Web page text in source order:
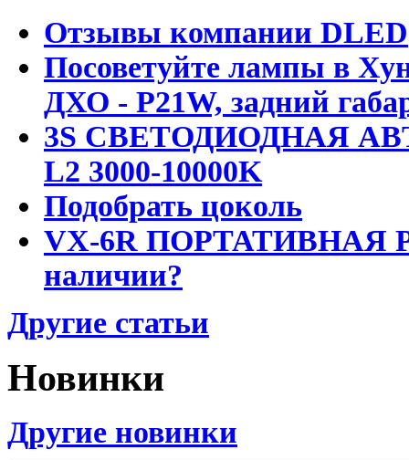
Отзывы компании DLED
Посоветуйте лампы в
ДХО - P21W, задний
3S СВЕТОДИОДНАЯ
L2 3000-10000K
Подобрать цоколь
VX-6R ПОРТАТИВНАЯ
наличии?
Другие статьи
Новинки
Другие новинки